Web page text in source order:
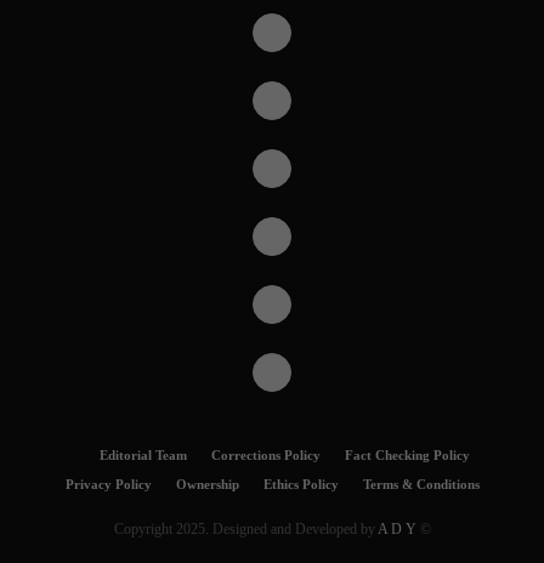
Fact Checking Policy
Corrections Policy
Editorial Team
Terms & Conditions
Ethics Policy
Ownership
Privacy Policy
© Copyright 2025. Designed and Developed by
A D Y